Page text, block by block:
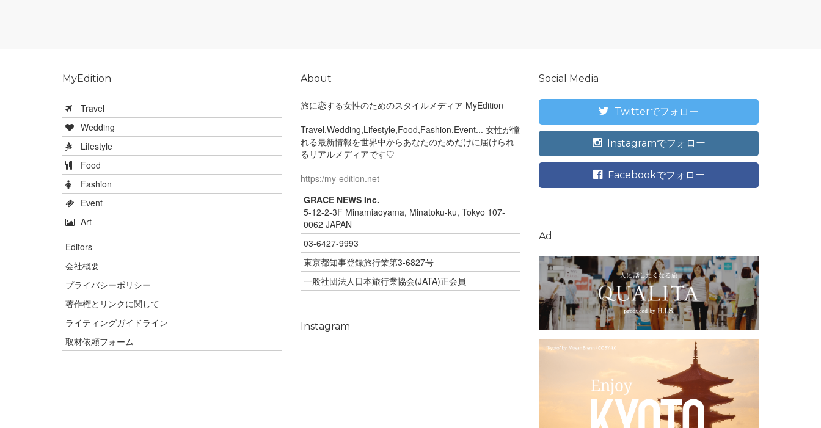
MyEdition
Travel
Wedding
Lifestyle
Food
Fashion
Event
Art
Editors
会社概要
プライバシーポリシー
著作権とリンクに関して
ライティングガイドライン
取材依頼フォーム
About
旅に恋する女性のためのスタイルメディア MyEdition
Travel,Wedding,Lifestyle,Food,Fashion,Event... 女性が憧
れる最新情報を世界中からあなたのためだけに届けられ
るリアルメディアです♡
https:/my-edition.net
GRACE NEWS Inc.
5-12-2-3F Minamiaoyama, Minatoku-ku, Tokyo 107-
0062 JAPAN
03-6427-9993
東京都知事登録旅行業第3-6827号
一般社団法人日本旅行業協会(JATA)正会員
Instagram
Social Media
Twitterでフォロー
Instagramでフォロー
Facebookでフォロー
Ad